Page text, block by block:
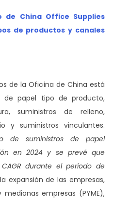
de China Office Supplies
de productos y canales
de la Oficina de China está
de papel tipo de producto,
suministros de relleno,
y suministros vinculantes.
de suministros de papel
en 2024 y se prevé que
durante el período de
expansión de las empresas,
empresas (PYME),